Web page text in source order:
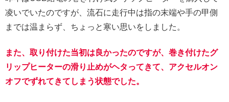
凌いでいたのですが、流石に走行中は指の末端や手の甲側
までは温まらず、ちょっと寒い思いをしました。
また、取り付けた当初は良かったのですが、巻き付けたグ
リップヒーターの滑り止めがヘタってきて、アクセルオン
オフでずれてきてしまう状態でした。